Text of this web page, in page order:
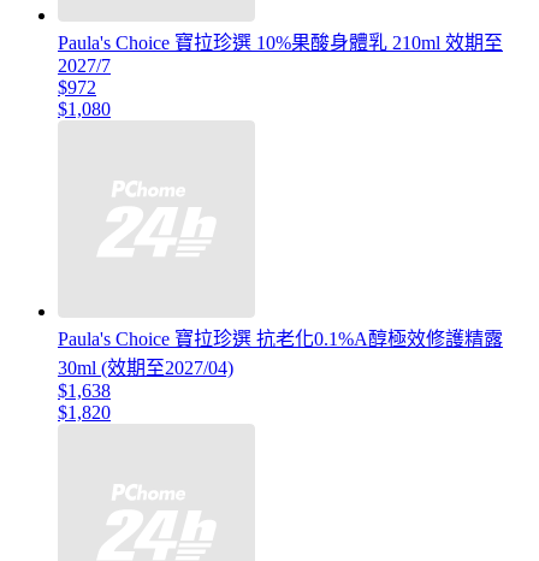
Paula's Choice 寶拉珍選 10%果酸身體乳 210ml 效期至
2027/7
$972
$1,080
Paula's Choice 寶拉珍選 抗老化0.1%A醇極效修護精露
30ml (效期至2027/04)
$1,638
$1,820